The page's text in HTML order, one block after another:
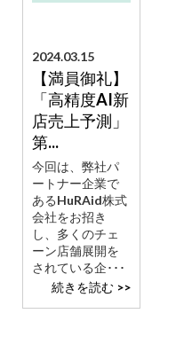
2024.03.15
【満員御礼】
「高精度AI新
店売上予測」
第...
今回は、弊社パ
ートナー企業で
あるHuRAid株式
会社をお招き
し、多くのチェ
ーン店舗展開を
されている企･･･
続きを読む >>